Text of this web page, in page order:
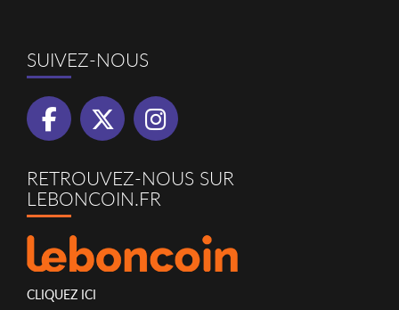
SUIVEZ-NOUS
RETROUVEZ-NOUS SUR
LEBONCOIN.FR
CLIQUEZ ICI